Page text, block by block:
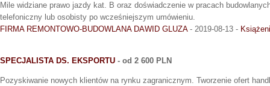
Mile widziane prawo jazdy kat. B oraz doświadczenie w pracach
telefoniczny lub osobisty po wcześniejszym umówieniu.
FIRMA REMONTOWO-BUDOWLANA DAWID GLUZA- 2019-08-13 -
SPECJALISTA DS. EKSPORTU - od 2 600 PLN
Pozyskiwanie nowych klientów na rynku zagranicznym. Tworzenie ofert